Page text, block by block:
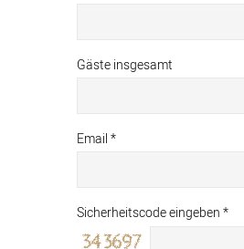
Email *
Gäste insgesamt
Sicherheitscode eingeben *